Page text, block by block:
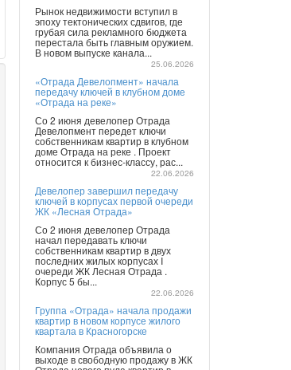
Рынок недвижимости вступил в
эпоху тектонических сдвигов, где
грубая сила рекламного бюджета
перестала быть главным оружием.
В новом выпуске канала...
25.06.2026
«Отрада Девелопмент» начала
передачу ключей в клубном доме
«Отрада на реке»
Со 2 июня девелопер Отрада
Девелопмент передет ключи
собственникам квартир в клубном
доме Отрада на реке . Проект
относится к бизнес-классу, рас...
22.06.2026
Девелопер завершил передачу
ключей в корпусах первой очереди
ЖК «Лесная Отрада»
Со 2 июня девелопер Отрада
начал передавать ключи
собственникам квартир в двух
последних жилых корпусах I
очереди ЖК Лесная Отрада .
Корпус 5 бы...
22.06.2026
Группа «Отрада» начала продажи
квартир в новом корпусе жилого
квартала в Красногорске
Компания Отрада объявила о
выходе в свободную продажу в ЖК